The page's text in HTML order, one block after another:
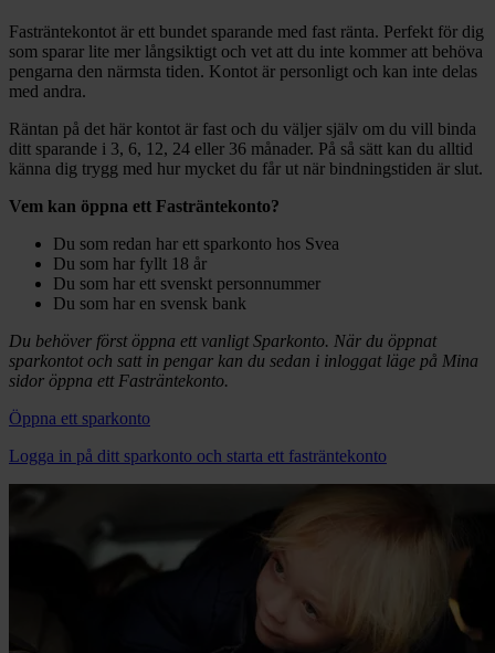
Fasträntekontot är ett bundet sparande med fast ränta. Perfekt för dig
som sparar lite mer långsiktigt och vet att du inte kommer att behöva
pengarna den närmsta tiden. Kontot är personligt och kan inte delas
med andra.
Räntan på det här kontot är fast och du väljer själv om du vill binda
ditt sparande i 3, 6, 12, 24 eller 36 månader. På så sätt kan du alltid
känna dig trygg med hur mycket du får ut när bindningstiden är slut.
Vem kan öppna ett Fasträntekonto?
Du som redan har ett sparkonto hos Svea
Du som har fyllt 18 år
Du som har ett svenskt personnummer
Du som har en svensk bank
Du behöver först öppna ett vanligt Sparkonto. När du öppnat
sparkontot och satt in pengar kan du sedan i inloggat läge på Mina
sidor öppna ett Fasträntekonto.
Öppna ett sparkonto
Logga in på ditt sparkonto och starta ett fasträntekonto